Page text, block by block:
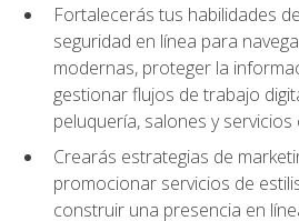
Fortalecerás tus habilidades
seguridad en línea para
modernas, proteger la
gestionar flujos de trabajo
peluquería, salones y servicios
Crearás estrategias de
promocionar servicios de
construir una presencia en